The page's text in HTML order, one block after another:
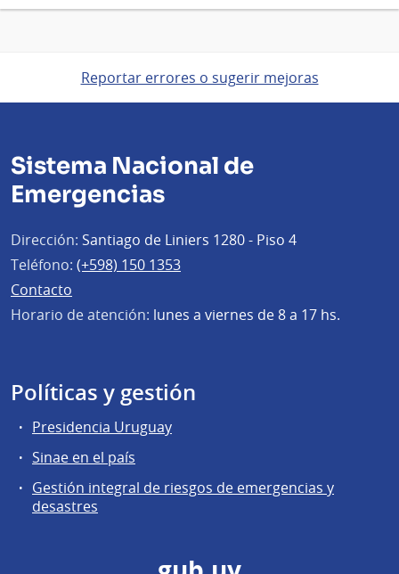
Reportar errores o sugerir mejoras
Sistema Nacional de
Emergencias
Dirección: Santiago de Liniers 1280 - Piso 4
Teléfono: (+598) 150 1353
Contacto
Horario de atención: lunes a viernes de 8 a 17 hs.
Políticas y gestión
Presidencia Uruguay
Sinae en el país
Gestión integral de riesgos de emergencias y
desastres